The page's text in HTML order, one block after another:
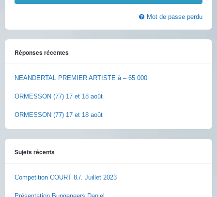
Mot de passe perdu
Réponses récentes
NEANDERTAL PREMIER ARTISTE à – 65 000
ORMESSON (77) 17 et 18 août
ORMESSON (77) 17 et 18 août
Sujets récents
Competition COURT 8./. Juillet 2023